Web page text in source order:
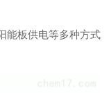
能板供电等多种方式